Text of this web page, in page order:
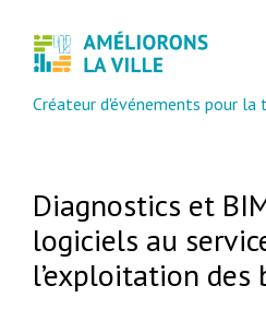
Créateur d'événements pour la
Diagnostics et
logiciels au
l’exploitation des